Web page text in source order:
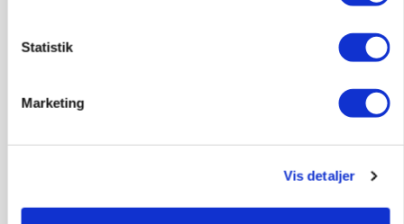
Statistik
Marketing
Vis detaljer